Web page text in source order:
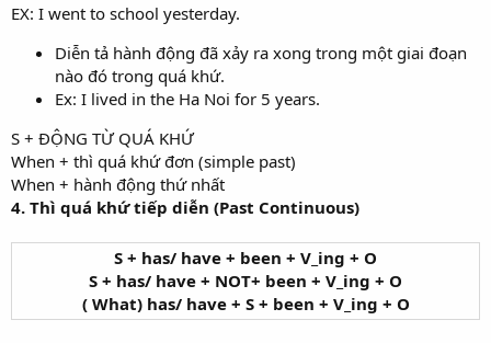
EX: I went to school yesterday.
Diễn tả hành động đã xảy ra xong trong một giai đoạn
nào đó trong quá khứ.
Ex: I lived in the Ha Noi for 5 years.
S + ÐỘNG TỪ QUÁ KHỨ
When + thì quá khứ đơn (simple past)
When + hành động thứ nhất
4. Thì quá khứ tiếp diễn (Past Continuous)
S + has/ have + been + V_ing + O
S + has/ have + NOT+ been + V_ing + O
( What) has/ have + S + been + V_ing + O